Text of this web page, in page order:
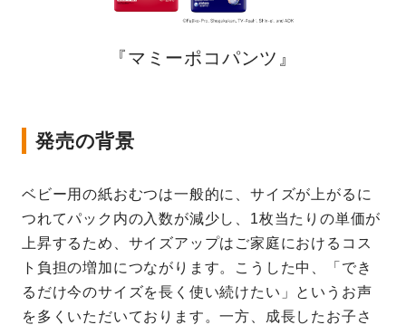
『マミーポコパンツ』
発売の背景
ベビー用の紙おむつは一般的に、サイズが上がるに
つれてパック内の入数が減少し、1枚当たりの単価が
上昇するため、サイズアップはご家庭におけるコス
ト負担の増加につながります。こうした中、「でき
るだけ今のサイズを長く使い続けたい」というお声
を多くいただいております。一方、成長したお子さ